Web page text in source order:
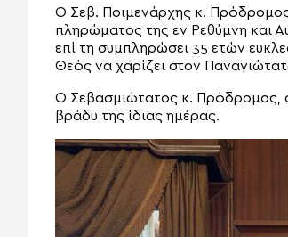
Ο Σεβ. Ποιμενάρχης κ. Πρόδρομος
πληρώματος της εν Ρεθύμνη και
επί τη συμπληρώσει 35 ετών
Θεός να χαρίζει στον
Ο Σεβασμιώτατος κ. Πρόδρομος,
βράδυ της ίδιας ημέρας.